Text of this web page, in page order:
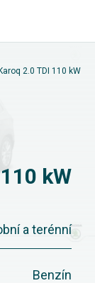
2.0 TDI 110 kW
kW
a terénní
Benzín